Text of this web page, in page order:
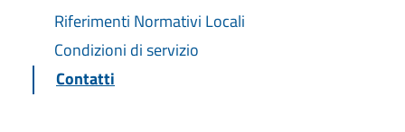
Riferimenti Normativi Locali
Condizioni di servizio
Contatti